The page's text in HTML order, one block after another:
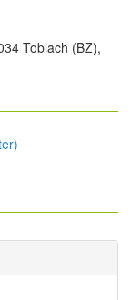
Toblach (BZ),